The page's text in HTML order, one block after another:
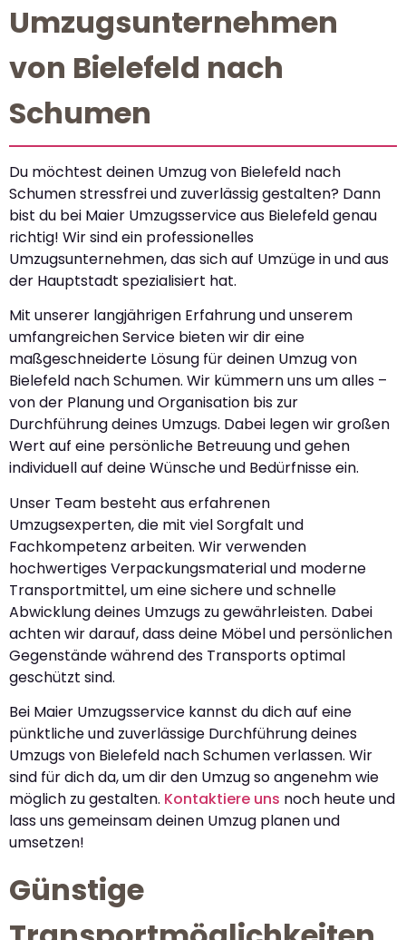
Umzugsunternehmen
von Bielefeld nach
Schumen
Du möchtest deinen Umzug von Bielefeld nach
Schumen stressfrei und zuverlässig gestalten? Dann
bist du bei Maier Umzugsservice aus Bielefeld genau
richtig! Wir sind ein professionelles
Umzugsunternehmen, das sich auf Umzüge in und aus
der Hauptstadt spezialisiert hat.
Mit unserer langjährigen Erfahrung und unserem
umfangreichen Service bieten wir dir eine
maßgeschneiderte Lösung für deinen Umzug von
Bielefeld nach Schumen. Wir kümmern uns um alles –
von der Planung und Organisation bis zur
Durchführung deines Umzugs. Dabei legen wir großen
Wert auf eine persönliche Betreuung und gehen
individuell auf deine Wünsche und Bedürfnisse ein.
Unser Team besteht aus erfahrenen
Umzugsexperten, die mit viel Sorgfalt und
Fachkompetenz arbeiten. Wir verwenden
hochwertiges Verpackungsmaterial und moderne
Transportmittel, um eine sichere und schnelle
Abwicklung deines Umzugs zu gewährleisten. Dabei
achten wir darauf, dass deine Möbel und persönlichen
Gegenstände während des Transports optimal
geschützt sind.
Bei Maier Umzugsservice kannst du dich auf eine
pünktliche und zuverlässige Durchführung deines
Umzugs von Bielefeld nach Schumen verlassen. Wir
sind für dich da, um dir den Umzug so angenehm wie
möglich zu gestalten. Kontaktiere uns noch heute und
lass uns gemeinsam deinen Umzug planen und
umsetzen!
Günstige